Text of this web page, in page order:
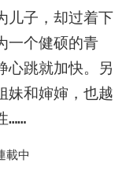
儿子，却过着下
一个健硕的青
心跳就加快。另
妹和婶婶，也越
……
載中